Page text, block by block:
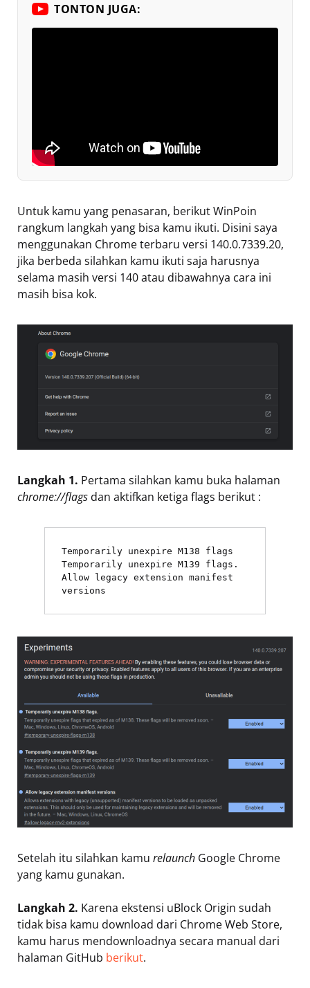
TONTON JUGA:
Untuk kamu yang penasaran, berikut WinPoin
rangkum langkah yang bisa kamu ikuti. Disini saya
menggunakan Chrome terbaru versi 140.0.7339.20,
jika berbeda silahkan kamu ikuti saja harusnya
selama masih versi 140 atau dibawahnya cara ini
masih bisa kok.
Langkah 1. Pertama silahkan kamu buka halaman
chrome://flags dan aktifkan ketiga flags berikut :
Temporarily unexpire M138 flags
Temporarily unexpire M139 flags.
Allow legacy extension manifest
versions
Setelah itu silahkan kamu relaunch Google Chrome
yang kamu gunakan.
Langkah 2. Karena ekstensi uBlock Origin sudah
tidak bisa kamu download dari Chrome Web Store,
kamu harus mendownloadnya secara manual dari
halaman GitHub berikut.